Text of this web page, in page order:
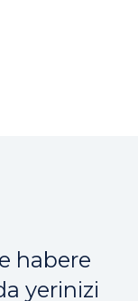
habere
yerinizi